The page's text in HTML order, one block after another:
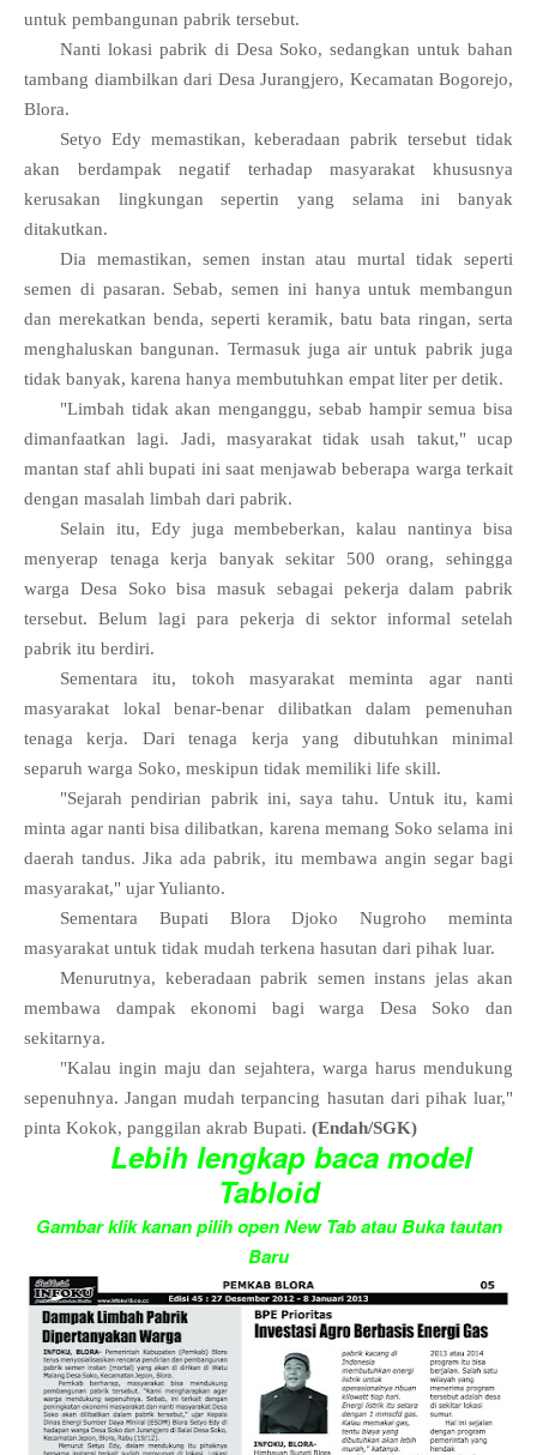
untuk pembangunan pabrik tersebut.
Nanti lokasi pabrik di Desa Soko, sedangkan untuk bahan
tambang diambilkan dari Desa Jurangjero, Kecamatan Bogorejo,
Blora.
Setyo Edy memastikan, keberadaan pabrik tersebut tidak
akan berdampak negatif terhadap masyarakat khususnya
kerusakan lingkungan sepertin yang selama ini banyak
ditakutkan.
Dia memastikan, semen instan atau murtal tidak seperti
semen di pasaran. Sebab, semen ini hanya untuk membangun
dan merekatkan benda, seperti keramik, batu bata ringan, serta
menghaluskan bangunan. Termasuk juga air untuk pabrik juga
tidak banyak, karena hanya membutuhkan empat liter per detik.
"Limbah tidak akan menganggu, sebab hampir semua bisa
dimanfaatkan lagi. Jadi, masyarakat tidak usah takut," ucap
mantan staf ahli bupati ini saat menjawab beberapa warga terkait
dengan masalah limbah dari pabrik.
Selain itu, Edy juga membeberkan, kalau nantinya bisa
menyerap tenaga kerja banyak sekitar 500 orang, sehingga
warga Desa Soko bisa masuk sebagai pekerja dalam pabrik
tersebut. Belum lagi para pekerja di sektor informal setelah
pabrik itu berdiri.
Sementara itu, tokoh masyarakat meminta agar nanti
masyarakat lokal benar-benar dilibatkan dalam pemenuhan
tenaga kerja. Dari tenaga kerja yang dibutuhkan minimal
separuh warga Soko, meskipun tidak memiliki life skill.
"Sejarah pendirian pabrik ini, saya tahu. Untuk itu, kami
minta agar nanti bisa dilibatkan, karena memang Soko selama ini
daerah tandus. Jika ada pabrik, itu membawa angin segar bagi
masyarakat," ujar Yulianto.
Sementara Bupati Blora Djoko Nugroho meminta
masyarakat untuk tidak mudah terkena hasutan dari pihak luar.
Menurutnya, keberadaan pabrik semen instans jelas akan
membawa dampak ekonomi bagi warga Desa Soko dan
sekitarnya.
"Kalau ingin maju dan sejahtera, warga harus mendukung
sepenuhnya. Jangan mudah terpancing hasutan dari pihak luar,"
pinta Kokok, panggilan akrab Bupati. (Endah/SGK)
Lebih lengkap baca model
Tabloid
Gambar klik kanan pilih open New Tab atau Buka tautan
Baru